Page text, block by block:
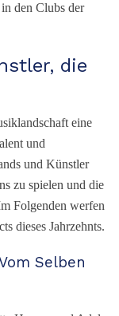
den Clubs der
die
eine
und
und Künstler
zu spielen und die
Folgenden werfen
dieses Jahrzehnts.
Selben